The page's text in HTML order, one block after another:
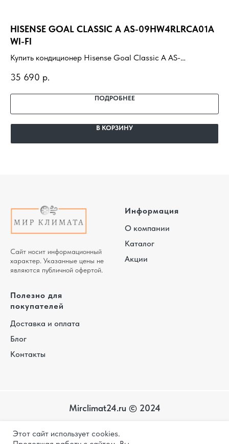
Этот сайт использует cookies.
HISENSE GOAL CLASSIC A AS-09HW4RLRCA01A
WI-FI
Купить кондиционер Hisense Goal Classic A AS-
под помещение, доставка, профессиональный монтаж и
гарантия.
35 690 р.
ПОДРОБНЕЕ
В КОРЗИНУ
Сайт носит информационный
характер. Указанные цены не
являются публичной офертой.
Информация
О компании
Каталог
Акции
Полезно для
покупателей
Доставка и оплата
Блог
Контакты
Mirclimat24.ru © 2024
сайта
Политика конфиденциальности